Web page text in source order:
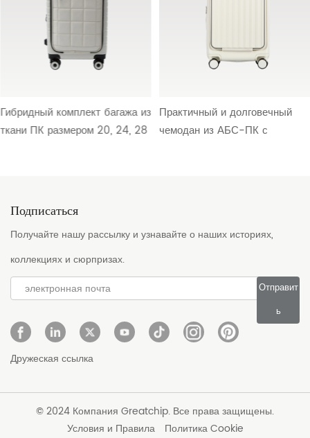
Гибридный комплект багажа из
ткани ПК размером 20, 24, 28
замком TSA и расширяемым
отделением для хранения
OEM HTB-26007
Практичный и долговечный
чемодан из АБС-ПК с
воздухе HT-2444
Подписаться
Получайте нашу рассылку и узнавайте о наших историях,
коллекциях и сюрпризах.
Отправит
ь
Дружеская ссылка
© 2024 Компания Greatchip. Все права защищены.
Условия и Правила
Политика Cookie